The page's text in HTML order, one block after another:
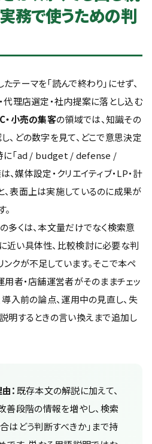
務で使うための判
テーマを「読んで終わり」にせず、
代理店選定・社内提案に落とし込む
・小売の集客の領域では、知識その
、どの数字を見て、どこで意思決定
に「ad / budget / defense /
媒体設定・クリエイティブ・LP・計
、表面上は実施しているのに成果が
多くは、本文量だけでなく検索意
近い具体性、比較検討に必要な判
クが不足しています。そこで本ペ
用者・店舗運営者がそのままチェッ
導入前の論点、運用中の見直し、失
明するときの言い換えまで追加し
：既存本文の解説に加えて、
善段階の情報を増やし、検索
はどう判断すべきか」まで持